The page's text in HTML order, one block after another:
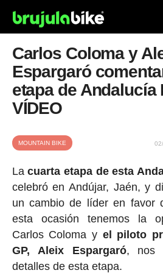
Carlos Coloma y
Espargaró
etapa de Andalucía
VÍDEO
MOUNTAIN BIKE
Lacuarta etapa de esta
celebró en Andújar, Jaén, y
un cambio de líder en favor
esta ocasión tenemos la
Carlos Coloma y el piloto
GP, Aleix Espargaró, nos
detalles de esta etapa.